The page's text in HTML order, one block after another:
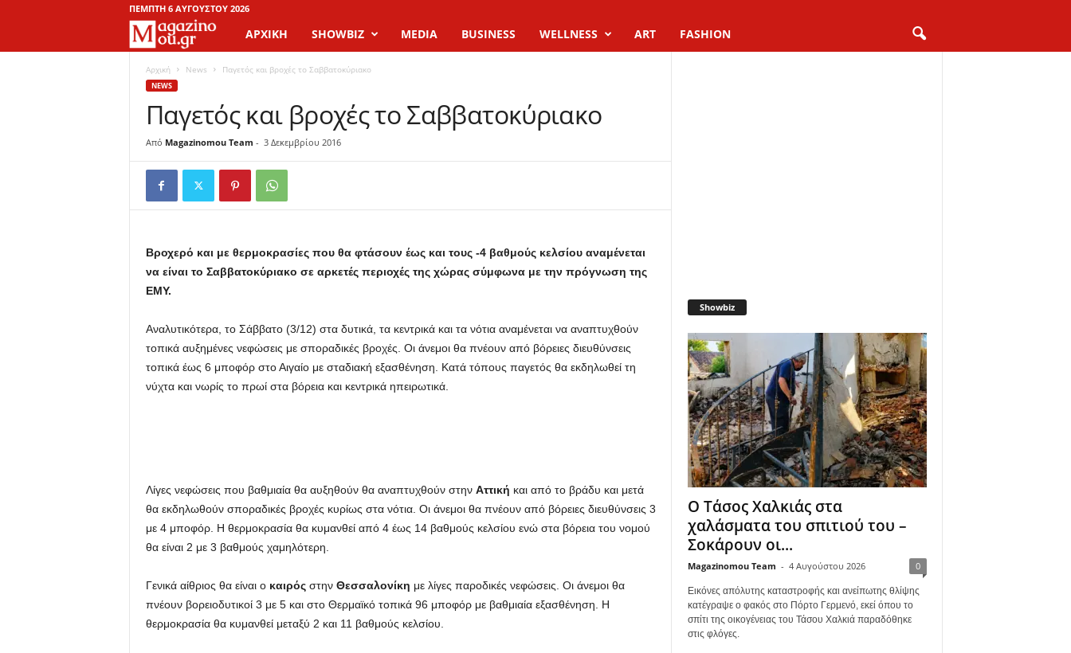
ΠΈΜΠΤΗ 6 ΑΥΓΟΎΣΤΟΥ 2026
a
a
z
i
o
o
u
ΑΡΧΙΚΉ SHOWBIZ MEDIA BUSINESS WELLNESS ART FASHION
Αρχική News Παγετός και βροχές το Σαββατοκύριακο
NEWS
Παγετός και βροχές το Σαββατοκύριακο
Από Magazinomou Team - 3 Δεκεμβρίου 2016
Βροχερό και με θερμοκρασίες που θα φτάσουν έως και τους -4 βαθμούς κελσίου αναμένεται
να είναι το Σαββατοκύριακο σε αρκετές περιοχές της χώρας σύμφωνα με την πρόγνωση της
ΕΜΥ.
Αναλυτικότερα, το Σάββατο (3/12) στα δυτικά, τα κεντρικά και τα νότια αναμένεται να αναπτυχθούν
τοπικά αυξημένες νεφώσεις με σποραδικές βροχές. Οι άνεμοι θα πνέουν από βόρειες διευθύνσεις
τοπικά έως 6 μποφόρ στο Αιγαίο με σταδιακή εξασθένηση. Κατά τόπους παγετός θα εκδηλωθεί τη
νύχτα και νωρίς το πρωί στα βόρεια και κεντρικά ηπειρωτικά.
Λίγες νεφώσεις που βαθμιαία θα αυξηθούν θα αναπτυχθούν στην Αττική και από το βράδυ και μετά
θα εκδηλωθούν σποραδικές βροχές κυρίως στα νότια. Οι άνεμοι θα πνέουν από βόρειες διευθύνσεις 3
με 4 μποφόρ. Η θερμοκρασία θα κυμανθεί από 4 έως 14 βαθμούς κελσίου ενώ στα βόρεια του νομού
θα είναι 2 με 3 βαθμούς χαμηλότερη.
Γενικά αίθριος θα είναι οκαιρός στην Θεσσαλονίκη με λίγες παροδικές νεφώσεις. Οι άνεμοι θα
πνέουν βορειοδυτικοί 3 με 5 και στο Θερμαϊκό τοπικά 96 μποφόρ με βαθμιαία εξασθένηση. Η
θερμοκρασία θα κυμανθεί μεταξύ 2 και 11 βαθμούς κελσίου.
Showbiz
Ο Τάσος Χαλκιάς στα
χαλάσματα του σπιτιού του –
Σοκάρουν οι...
Magazinomou Team - 4 Αυγούστου 2026 0
Εικόνες απόλυτης καταστροφής και ανείπωτης θλίψης
κατέγραψε ο φακός στο Πόρτο Γερμενό, εκεί όπου το
σπίτι της οικογένειας του Τάσου Χαλκιά παραδόθηκε
στις φλόγες.